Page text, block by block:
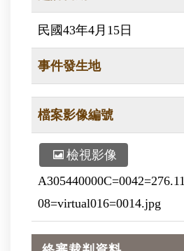
民國43年4月15日
事件發生地
檔案影像編號
檢視影像
08=virtual016=0014.jpg